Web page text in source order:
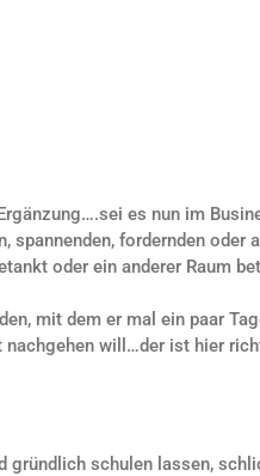
es nun im
spannenden, fordernden oder
oder ein anderer Raum
mit dem er mal ein paar
will…der ist hier
gründlich schulen lassen,